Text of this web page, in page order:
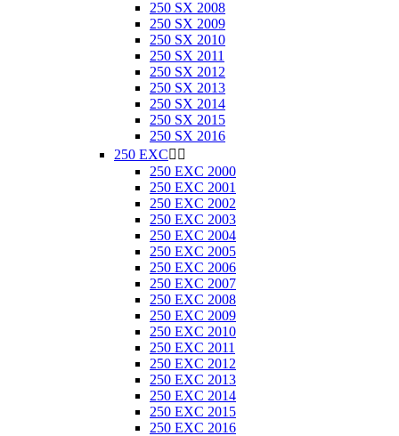
250 SX 2008
250 SX 2009
250 SX 2010
250 SX 2011
250 SX 2012
250 SX 2013
250 SX 2014
250 SX 2015
250 SX 2016
250 EXC 
250 EXC 2000
250 EXC 2001
250 EXC 2002
250 EXC 2003
250 EXC 2004
250 EXC 2005
250 EXC 2006
250 EXC 2007
250 EXC 2008
250 EXC 2009
250 EXC 2010
250 EXC 2011
250 EXC 2012
250 EXC 2013
250 EXC 2014
250 EXC 2015
250 EXC 2016